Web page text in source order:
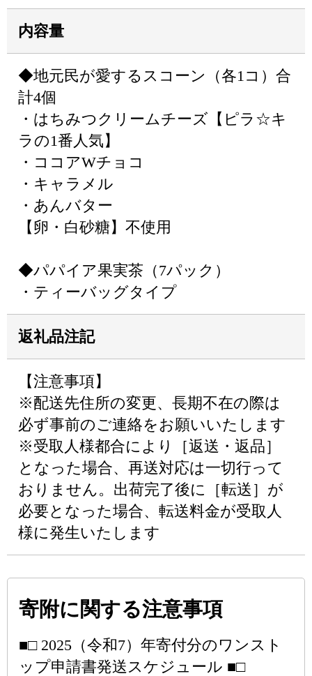
内容量
◆地元民が愛するスコーン（各1コ）合
計4個
・はちみつクリームチーズ【ピラ☆キ
ラの1番人気】
・ココアWチョコ
・キャラメル
・あんバター
【卵・白砂糖】不使用
◆パパイア果実茶（7パック）
・ティーバッグタイプ
返礼品注記
【注意事項】
※配送先住所の変更、長期不在の際は
必ず事前のご連絡をお願いいたします
※受取人様都合により［返送・返品］
となった場合、再送対応は一切行って
おりません。出荷完了後に［転送］が
必要となった場合、転送料金が受取人
様に発生いたします
寄附に関する注意事項
■□ 2025（令和7）年寄付分のワンスト
ップ申請書発送スケジュール ■□